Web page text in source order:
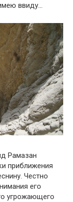
ввиду…
Рамазан
приближения
Честно
его
угрожающего